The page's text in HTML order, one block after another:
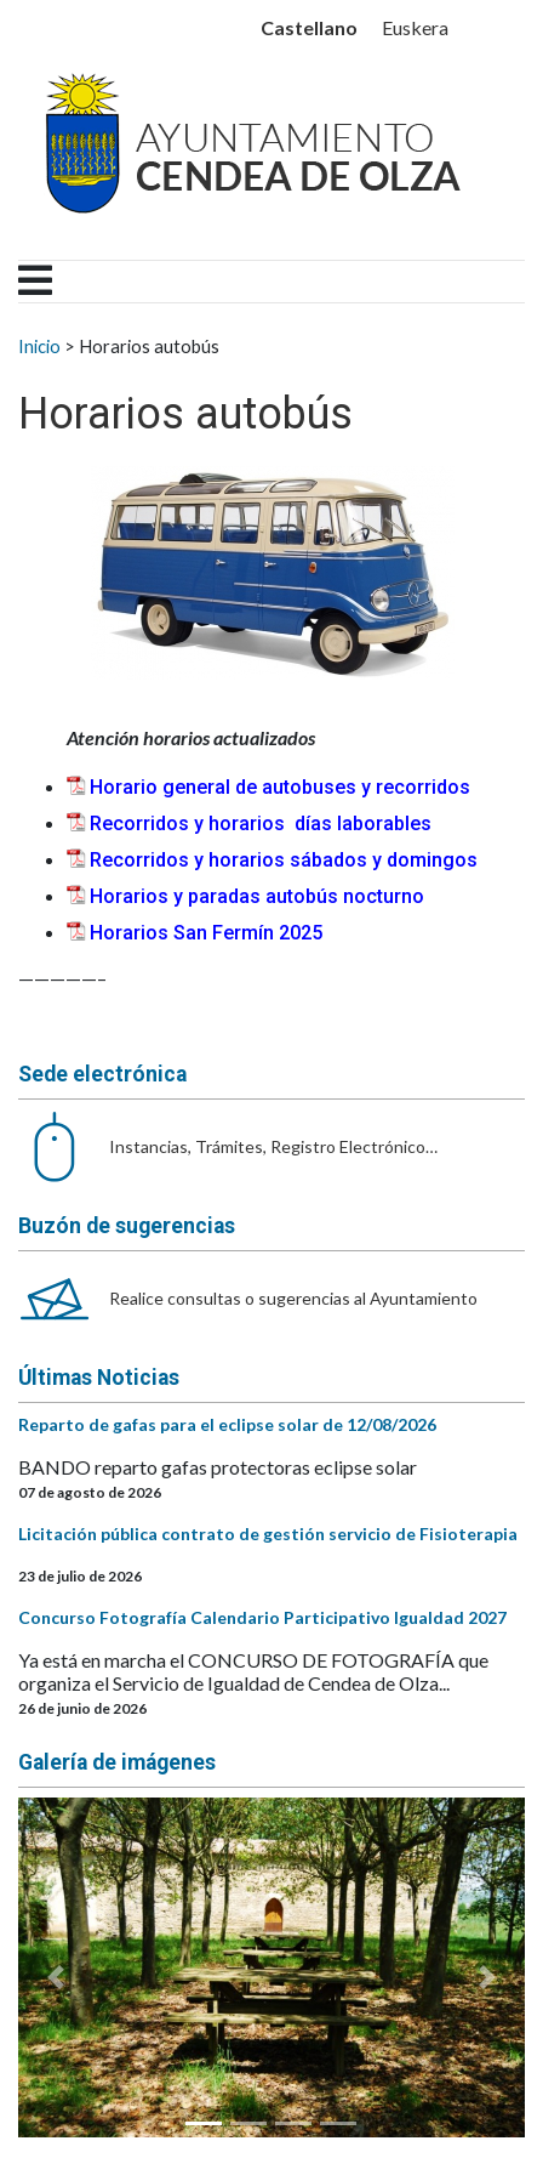
Ayuntamiento Cendea
Castellano Euskera
Buscar:
Inicio > Horarios autobús
Horarios autobús
Atención horarios actualizados
Horario general de autobuses y recorridos
Recorridos y horarios días laborables
Recorridos y horarios sábados y domingos
Horarios y paradas autobús nocturno
Horarios San Fermín 2025
—————–
Sede electrónica
Instancias, Trámites, Registro Electrónico…
Buzón de sugerencias
Realice consultas o sugerencias al Ayuntamiento
Últimas Noticias
Reparto de gafas para el eclipse solar de 12/08/2026
BANDO reparto gafas protectoras eclipse solar
07 de agosto de 2026
Licitación pública contrato de gestión servicio de Fisioterapia
23 de julio de 2026
Concurso Fotografía Calendario Participativo Igualdad 2027
Ya está en marcha el CONCURSO DE FOTOGRAFÍA que
organiza el Servicio de Igualdad de Cendea de Olza...
26 de junio de 2026
Galería de imágenes
Anterior